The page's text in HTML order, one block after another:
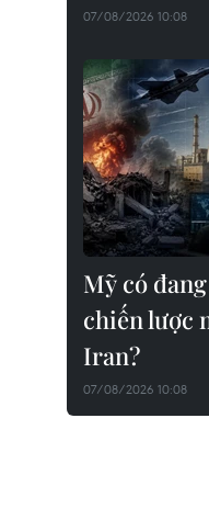
07/08/2026 10:08
Mỹ có
chiến lược
Iran?
07/08/2026 10:08